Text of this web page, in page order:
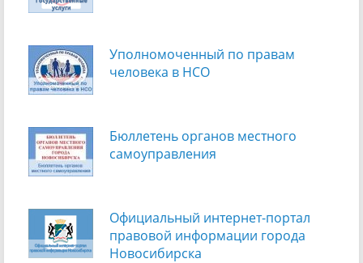
Уполномоченный по правам
человека в НСО
Бюллетень органов местного
самоуправления
Официальный интернет-портал
правовой информации города
Новосибирска